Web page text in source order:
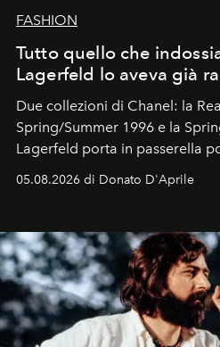
FASHION
Tutto quello che
Lagerfeld lo aveva già
Due collezioni di Chanel: la
Spring/Summer 1996 e la
Lagerfeld porta in passerella
Kate, Claudia e Carla una
uno dei documenti più
05.08.2026 di Donato D'Aprile